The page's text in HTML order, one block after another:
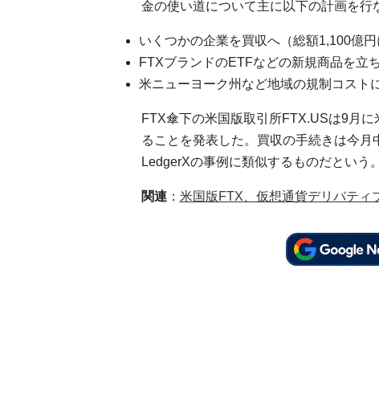
金の使い道について主に以下の計画を行
いくつかの企業を買収へ（総額1,100億円
FTXブランドのETFなどの新規商品を立
米ニューヨーク州など地域の規制コスト
FTX傘下の米国版取引所FTX.USは9月
ることを発表した。買収の手続きは今
LedgerXの事例に類似するものだという。
関連： 米国版FTX、仮想通貨デリバティ